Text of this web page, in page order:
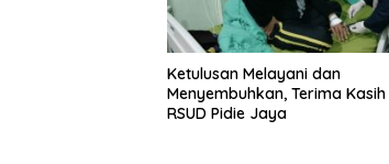
Ketulusan Melayani dan
Menyembuhkan, Terima Kasih
RSUD Pidie Jaya